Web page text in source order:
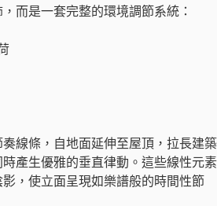
而是一套完整的環境調節系統：
線條，自地面延伸至屋頂，拉長建築
產生優雅的垂直律動。這些線性元素
，使立面呈現如樂譜般的時間性節